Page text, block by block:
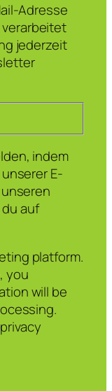
Adresse
jederzeit
indem
E-
auf
platform.
you
will be